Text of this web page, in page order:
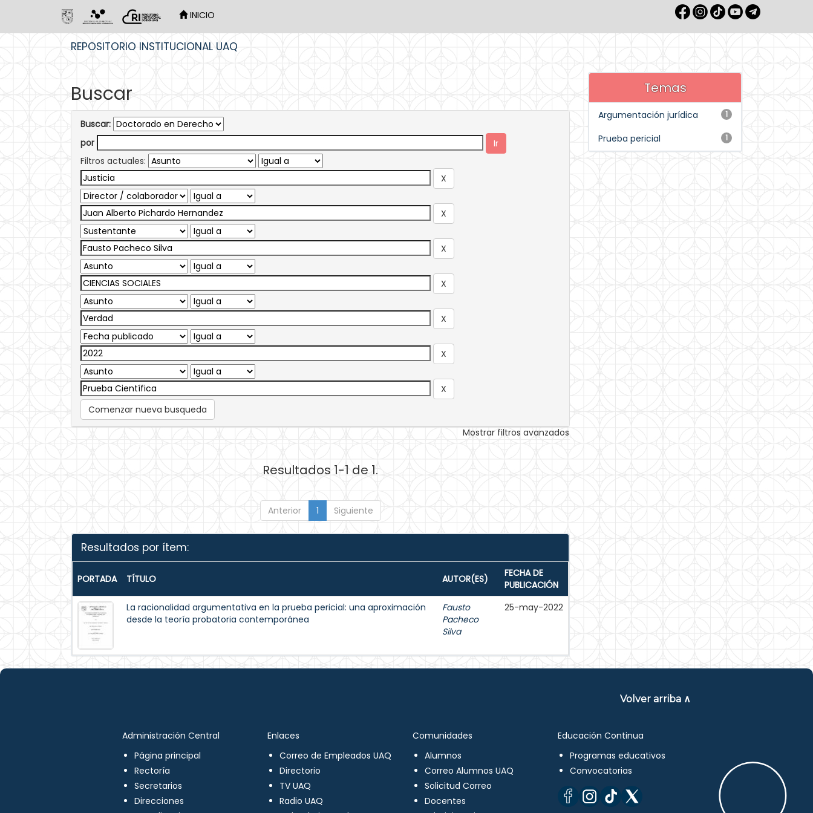
INICIO
REPOSITORIO INSTITUCIONAL UAQ
Buscar
Buscar:
por
Filtros actuales:
Comenzar nueva busqueda
Mostrar filtros avanzados
Resultados 1-1 de 1.
Anterior 1 Siguiente
Resultados por ítem:
PORTADA TÍTULO AUTOR(ES)
FECHA DE
PUBLICACIÓN
La racionalidad argumentativa en la prueba pericial: una aproximación
desde la teoría probatoria contemporánea
Fausto
Pacheco
Silva
25-may-2022
Temas
1
Argumentación jurídica
1
Prueba pericial
Volver arriba ∧
Administración Central
Página principal
Rectoría
Secretarios
Direcciones
Enlaces
Correo de Empleados UAQ
Directorio
TV UAQ
Radio UAQ
Comunidades
Alumnos
Correo Alumnos UAQ
Solicitud Correo
Docentes
Educación Continua
Programas educativos
Convocatorias